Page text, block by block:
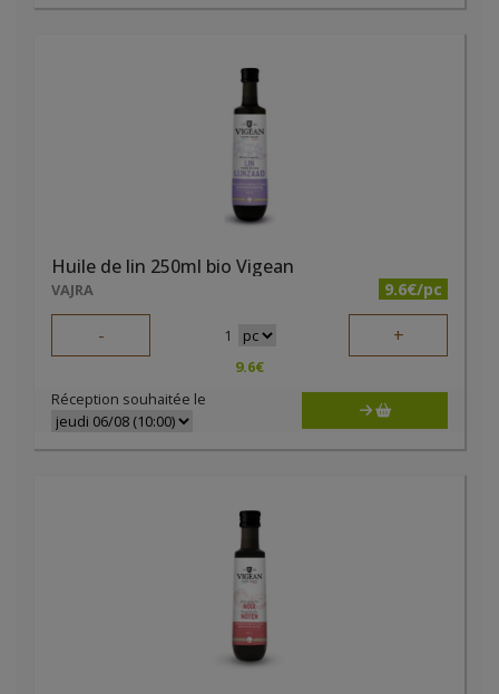
Huile de lin 250ml bio Vigean
VAJRA 9.6€/pc
- 1 +
9.6€
Réception souhaitée le